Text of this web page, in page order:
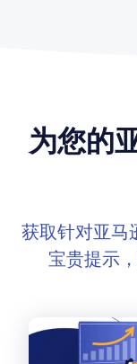
为您的
获取针对亚马
宝贵提示